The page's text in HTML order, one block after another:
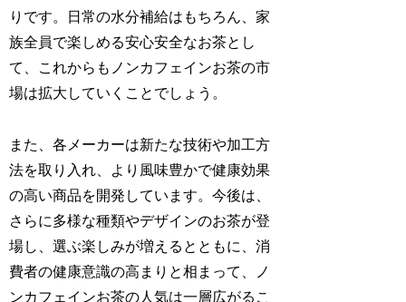
りです。日常の水分補給はもちろん、家
族全員で楽しめる安心安全なお茶とし
て、これからもノンカフェインお茶の市
場は拡大していくことでしょう。
また、各メーカーは新たな技術や加工方
法を取り入れ、より風味豊かで健康効果
の高い商品を開発しています。今後は、
さらに多様な種類やデザインのお茶が登
場し、選ぶ楽しみが増えるとともに、消
費者の健康意識の高まりと相まって、ノ
ンカフェインお茶の人気は一層広がるこ